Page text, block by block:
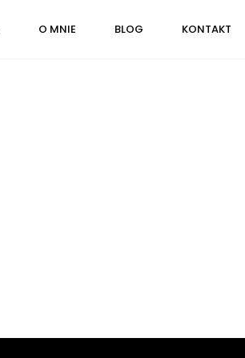
O MNIE BLOG KONTAKT